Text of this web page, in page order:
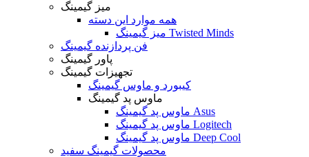
میز گیمینگ
همه موارد این دسته
میز گیمینگ Twisted Minds
فن پردازنده گیمینگ
پاور گیمینگ
تجهیزات گیمینگ
کیبورد و ماوس گیمینگ
ماوس پد گیمینگ
ماوس پد گیمینگ Asus
ماوس پد گیمینگ Logitech
ماوس پد گیمینگ Deep Cool
محصولات گیمینگ سفید